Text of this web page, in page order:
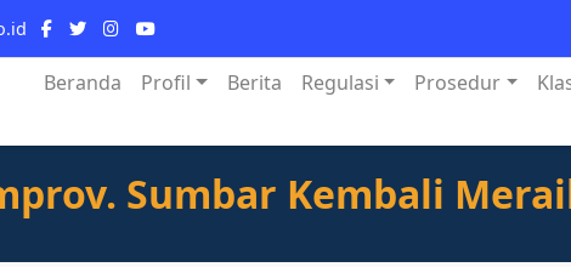
Beranda Profil Berita Regulasi Prosedur
Sumbar Kembali